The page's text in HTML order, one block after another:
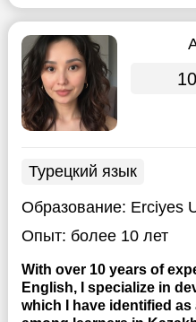
Турецкий язык
Образование: Erciyes
Опыт: более 10 лет
With over 10 years of
English, I specialize in
which I have identified